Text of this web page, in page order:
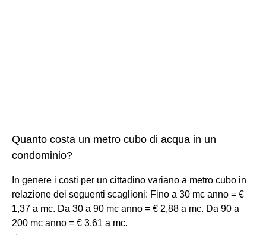
Quanto costa un metro cubo di acqua in un
condominio?
In genere i costi per un cittadino variano a metro cubo in
relazione dei seguenti scaglioni: Fino a 30 mc anno = €
1,37 a mc. Da 30 a 90 mc anno = € 2,88 a mc. Da 90 a
200 mc anno = € 3,61 a mc.